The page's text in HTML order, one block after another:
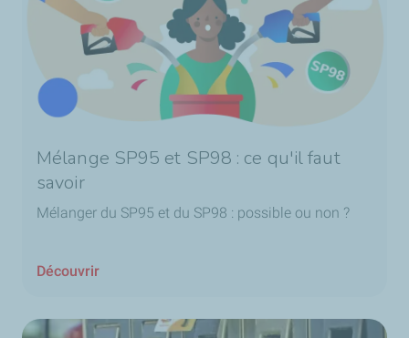
Mélange SP95 et SP98 : ce qu'il faut
savoir
Mélanger du SP95 et du SP98 : possible ou non ?
Découvrir